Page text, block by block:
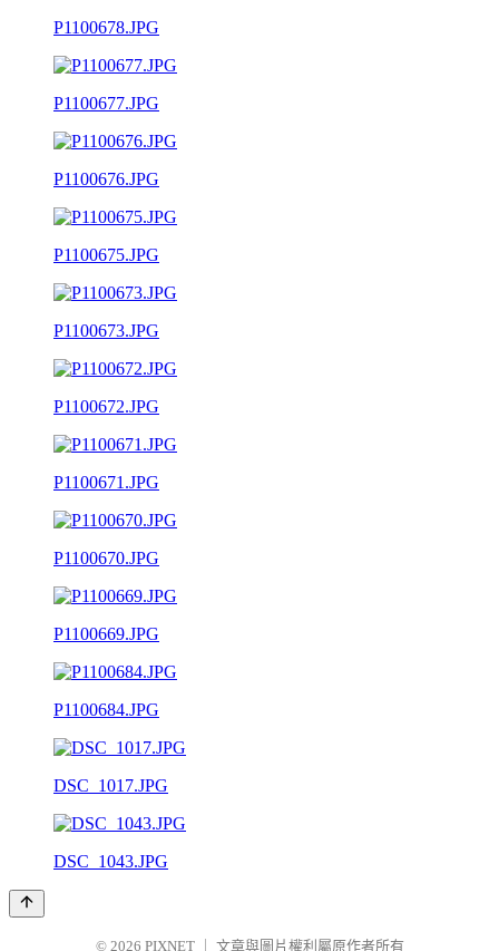
P1100678.JPG
P1100677.JPG
P1100676.JPG
P1100675.JPG
P1100673.JPG
P1100672.JPG
P1100671.JPG
P1100670.JPG
P1100669.JPG
P1100684.JPG
DSC_1017.JPG
DSC_1043.JPG
© 2026 PIXNET 文章與圖片權利屬原作者所有